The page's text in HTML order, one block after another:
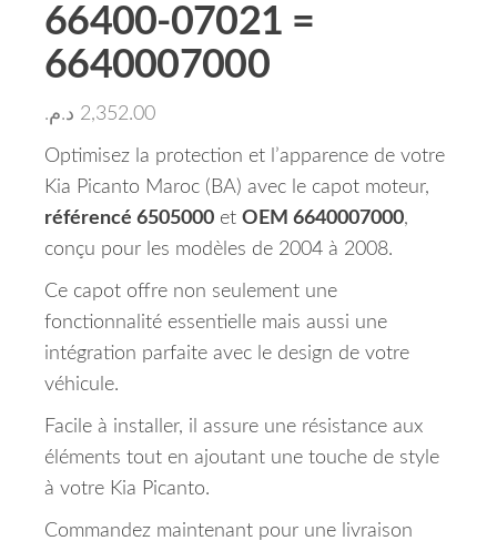
66400-07021 =
6640007000
2,352.00 د.م.
Optimisez la protection et l’apparence de votre
Kia Picanto Maroc (BA) avec le capot moteur,
référencé 6505000 et OEM 6640007000,
conçu pour les modèles de 2004 à 2008.
Ce capot offre non seulement une
fonctionnalité essentielle mais aussi une
intégration parfaite avec le design de votre
véhicule.
Facile à installer, il assure une résistance aux
éléments tout en ajoutant une touche de style
à votre Kia Picanto.
Commandez maintenant pour une livraison